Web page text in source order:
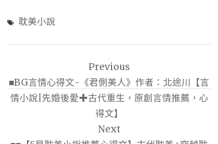
耽美小說
導
覽
Previous
■BG言情心得文-《君側美人》作者：北途川【言
情小說|先婚後愛✚古代重生，原創言情推薦，心
得文】
Next